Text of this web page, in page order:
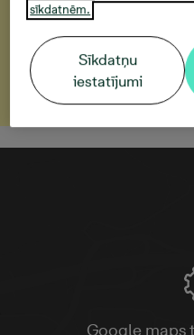
Īpašais piedāvājums
Maini vecu pret
Uzzināt vairāk
Google maps
sīkdatnēm.
Sīkdatņu
iestatījumi